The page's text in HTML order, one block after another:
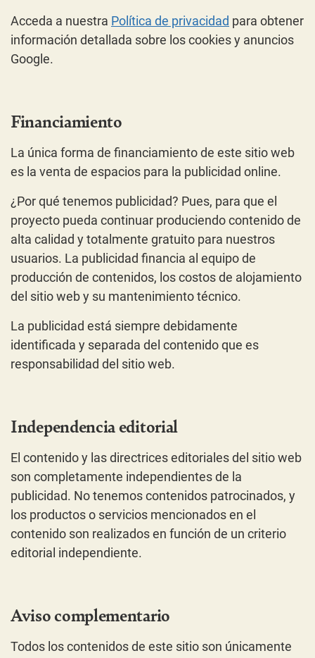
Acceda a nuestra Política de privacidad para obtener
información detallada sobre los cookies y anuncios
Google.
Financiamiento
La única forma de financiamiento de este sitio web
es la venta de espacios para la publicidad online.
¿Por qué tenemos publicidad? Pues, para que el
proyecto pueda continuar produciendo contenido de
alta calidad y totalmente gratuito para nuestros
usuarios. La publicidad financia al equipo de
producción de contenidos, los costos de alojamiento
del sitio web y su mantenimiento técnico.
La publicidad está siempre debidamente
identificada y separada del contenido que es
responsabilidad del sitio web.
Independencia editorial
El contenido y las directrices editoriales del sitio web
son completamente independientes de la
publicidad. No tenemos contenidos patrocinados, y
los productos o servicios mencionados en el
contenido son realizados en función de un criterio
editorial independiente.
Aviso complementario
Todos los contenidos de este sitio son únicamente